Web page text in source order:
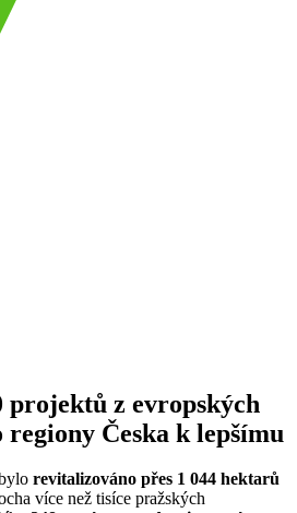
projektů z evropských
Česka k lepšímu
revitalizováno přes 1 044 hektarů
více než tisíce pražských